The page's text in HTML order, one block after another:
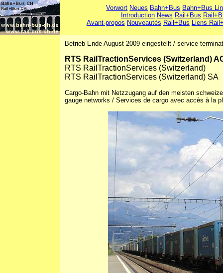
Vorwort Neues Bahn+Bus Bahn+Bus
Introduction News Rail+Bus
Avant-propos Nouveautés Rail+Bus Liens
Betrieb Ende August 2009 eingestellt / service
RTS RailTractionServices (Switzerland)
RTS RailTractionServices (Switzerland)
RTS RailTractionServices (Switzerland) SA
Cargo-Bahn mit Netzzugang auf den meisten
gauge networks / Services de cargo avec accès à la